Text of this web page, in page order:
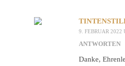
9. FEBRUAR 2022
ANTWORTEN
Danke,